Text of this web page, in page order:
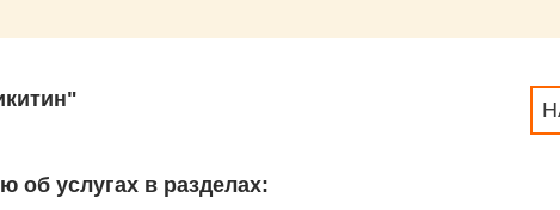
об услугах в разделах: